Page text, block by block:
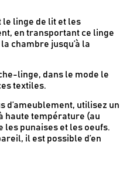
par Le Kaba !
le linge de lit et les
en transportant ce linge
chambre jusqu’à la
linge, dans le mode le
textiles.
d’ameublement, utilisez un
haute température (au
les punaises et les oeufs.
il est possible d’en